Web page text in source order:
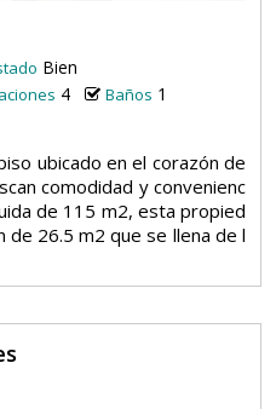
Bien
4 Baños 1
ubicado en el corazón de
comodidad y convenienc
de 115 m2, esta propied
de 26.5 m2 que se llena de l